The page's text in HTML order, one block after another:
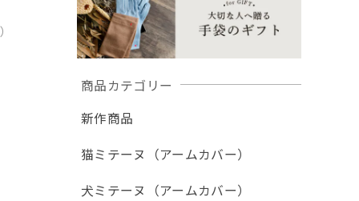
商品カテゴリー
新作商品
猫ミテーヌ（アームカバー）
犬ミテーヌ（アームカバー）